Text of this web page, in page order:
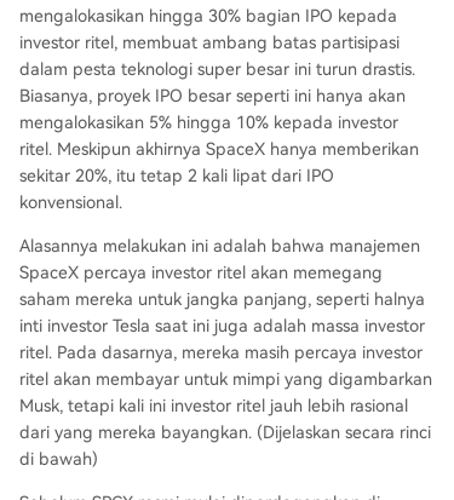
mengalokasikan hingga 30% bagian IPO kepada
investor ritel, membuat ambang batas partisipasi
dalam pesta teknologi super besar ini turun drastis.
Biasanya, proyek IPO besar seperti ini hanya akan
mengalokasikan 5% hingga 10% kepada investor
ritel. Meskipun akhirnya SpaceX hanya memberikan
sekitar 20%, itu tetap 2 kali lipat dari IPO
konvensional.
Alasannya melakukan ini adalah bahwa manajemen
SpaceX percaya investor ritel akan memegang
saham mereka untuk jangka panjang, seperti halnya
inti investor Tesla saat ini juga adalah massa investor
ritel. Pada dasarnya, mereka masih percaya investor
ritel akan membayar untuk mimpi yang digambarkan
Musk, tetapi kali ini investor ritel jauh lebih rasional
dari yang mereka bayangkan. (Dijelaskan secara rinci
di bawah)